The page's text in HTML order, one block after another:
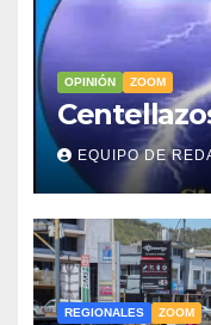
OPINIÓN ZOOM
EQUIPO DE
REGIONALES ZOOM